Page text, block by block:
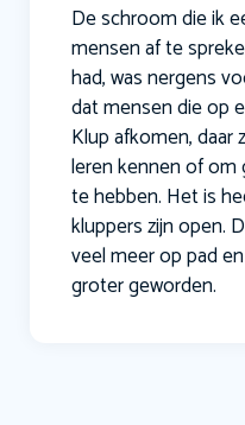
De schroom die ik
mensen af te
had, was nergens
dat mensen die op
Klup afkomen,
leren kennen of om
te hebben. Het is
kluppers zijn open.
veel meer op pad
groter geworden.